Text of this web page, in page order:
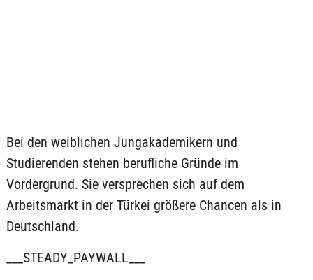
Bei den weiblichen Jungakademikern und
Studierenden stehen berufliche Gründe im
Vordergrund. Sie versprechen sich auf dem
Arbeitsmarkt in der Türkei größere Chancen als in
Deutschland.
___STEADY_PAYWALL___